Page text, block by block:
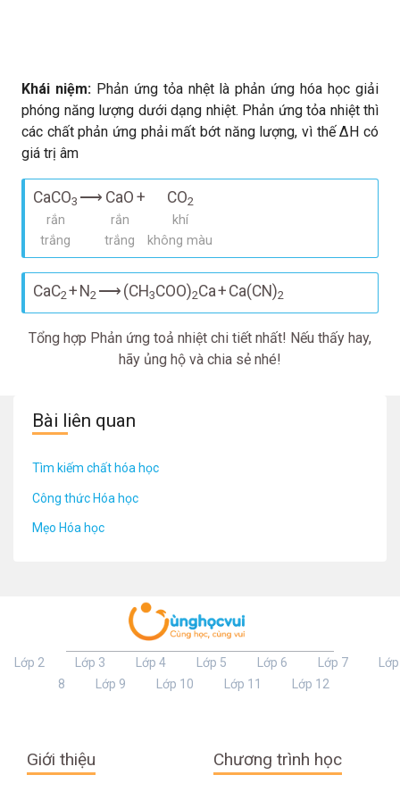
Khái niệm: Phản ứng tỏa nhệt là phản ứng hóa học giải
phóng năng lượng dưới dạng nhiệt. Phản ứng tỏa nhiệt thì
các chất phản ứng phải mất bớt năng lượng, vì thế ΔH có
giá trị âm
CaCO3 ⟶ CaO + CO2
rắn rắn
khí
trắng
trắng không màu
CaC2+ N2 ⟶ (CH3COO)2Ca+ Ca(CN)2
Tổng hợp Phản ứng toả nhiệt chi tiết nhất! Nếu thấy hay,
hãy ủng hộ và chia sẻ nhé!
Bài liên quan
Tìm kiếm chất hóa học
Công thức Hóa học
Mẹo Hóa học
Lớp 2 Lớp 3 Lớp 4 Lớp 5 Lớp 6 Lớp 7
Lớp
8
Lớp 9 Lớp 10 Lớp 11 Lớp 12
Giới thiệu Chương trình học